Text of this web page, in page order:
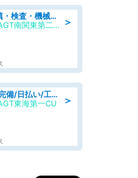
＞
建築用製品の仕込み・充填・検査・機械操作/寮完備/日払い/工場・製造
UTエージェント株式会社AGT南関東第二CU
＞
電子部品の組立・検査/寮完備/日払い/工場・製造
東海第一CU